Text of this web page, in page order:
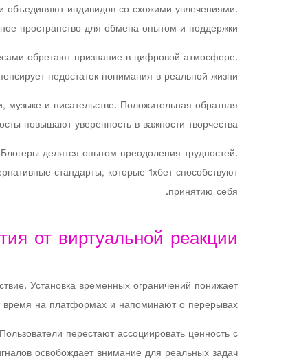
индивидов со схожими увлечениями.
пространство для обмена опытом и поддержки.
обретают признание в цифровой атмосфере.
недостаток понимания в реальной жизни.
и писательстве. Положительная обратная
повышают уверенность в важности творчества.
делятся опытом преодоления трудностей.
стандарты, которые 1хбет способствуют
принятию себя.
от виртуальной реакции
Установка временных ограничений понижает
на платформах и напоминают о перерывах.
перестают ассоциировать ценность с
освобождает внимание для реальных задач.